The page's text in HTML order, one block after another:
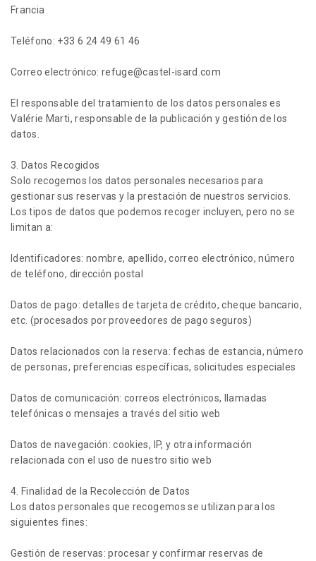
Francia
Teléfono: +33 6 24 49 61 46
Correo electrónico: refuge@castel-isard.com
El responsable del tratamiento de los datos personales es
Valérie Marti, responsable de la publicación y gestión de los
datos.
3. Datos Recogidos
Solo recogemos los datos personales necesarios para
gestionar sus reservas y la prestación de nuestros servicios.
Los tipos de datos que podemos recoger incluyen, pero no se
limitan a:
Identificadores: nombre, apellido, correo electrónico, número
de teléfono, dirección postal
Datos de pago: detalles de tarjeta de crédito, cheque bancario,
etc. (procesados por proveedores de pago seguros)
Datos relacionados con la reserva: fechas de estancia, número
de personas, preferencias específicas, solicitudes especiales
Datos de comunicación: correos electrónicos, llamadas
telefónicas o mensajes a través del sitio web
Datos de navegación: cookies, IP, y otra información
relacionada con el uso de nuestro sitio web
4. Finalidad de la Recolección de Datos
Los datos personales que recogemos se utilizan para los
siguientes fines:
Gestión de reservas: procesar y confirmar reservas de